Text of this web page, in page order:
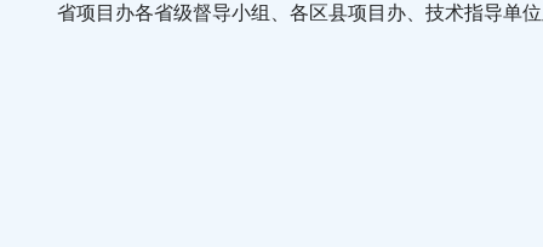
省项目办各省级督导小组、各区县项目办、技术指导单位